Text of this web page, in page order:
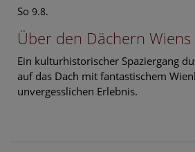
So 9.8.
Über den Dächern Wiens
Ein kulturhistorischer Spaziergang
auf das Dach mit fantastischem
unvergesslichen Erlebnis.